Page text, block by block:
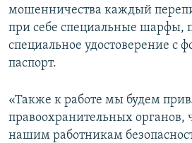
мошенничества каждый
при себе специальные шарфы,
специальное удостоверение с
паспорт.
«Также к работе мы будем
правоохранительных органов,
нашим работникам